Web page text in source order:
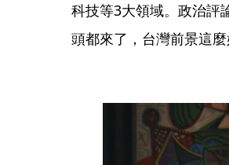
科技等3大領域。政治評
頭都來了，台灣前景這